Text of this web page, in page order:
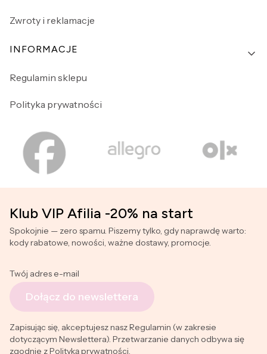
Zwroty i reklamacje
INFORMACJE
Regulamin sklepu
Polityka prywatności
Klub VIP Afilia -20% na start
Spokojnie — zero spamu. Piszemy tylko, gdy naprawdę warto:
kody rabatowe, nowości, ważne dostawy, promocje.
Twój adres e-mail
Dołącz do newslettera
Zapisując się, akceptujesz nasz Regulamin (w zakresie
dotyczącym Newslettera). Przetwarzanie danych odbywa się
zgodnie z Polityką prywatności.